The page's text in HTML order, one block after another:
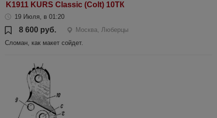
K1911 KURS Classic (Colt) 10ТК
19 Июля, в 01:20
8 600 руб.
Москва, Люберцы
Сломан, как макет сойдет.